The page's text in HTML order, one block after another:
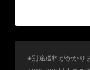
※別途送料がかかり